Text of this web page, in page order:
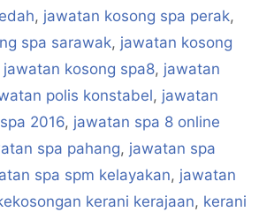
, jawatan kosong spa perak,
spa sarawak, jawatan kosong
jawatan kosong spa8, jawatan
polis konstabel, jawatan
2016, jawatan spa 8 online
spa pahang, jawatan spa
spa spm kelayakan, jawatan
kerani kerajaan, kerani